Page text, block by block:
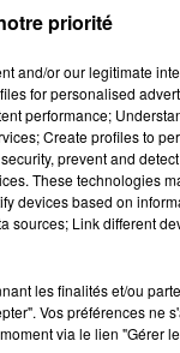
personnes
politiques,
des quartiers...
! A noter
les médias
pas les
t-il, filmait
'Levy Sioniste,
priorité
and/or our legitimate
for personalised
performance;
Create profiles to
prevent and
These technologies
devices based on
sources; Link different
les finalités et/ou
Vos préférences ne
via le lien "Gérer